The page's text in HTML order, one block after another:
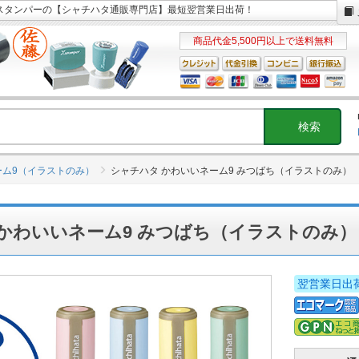
ンパーの【シャチハタ通販専門店】最短翌営業日出荷！
商品代金5,500円以上で送料無料
9（イラストのみ） シャチハタ かわいいネーム9 みつばち（イラストのみ）
わいいネーム9 みつばち（イラストのみ）
翌営業日出